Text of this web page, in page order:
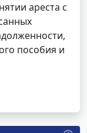
ареста с
пособия и